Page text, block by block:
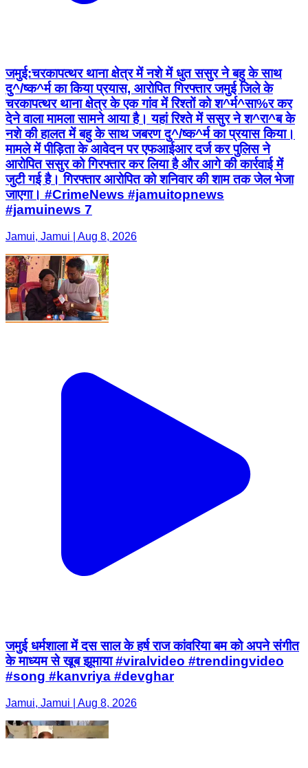
जमुई:चरकापत्थर थाना क्षेत्र में नशे में धुत ससुर ने बहु के साथ
दु^/ष्क^र्म का किया प्रयास, आरोपित गिरफ्तार जमुई जिले के
चरकापत्थर थाना क्षेत्र के एक गांव में रिश्तों को श^र्म^सा%र कर
देने वाला मामला सामने आया है। यहां रिश्ते में ससुर ने श^रा^ब के
नशे की हालत में बहु के साथ जबरण दु^/ष्क^र्म का प्रयास किया।
मामले में पीड़िता के आवेदन पर एफआईआर दर्ज कर पुलिस ने
आरोपित ससुर को गिरफ्तार कर लिया है और आगे की कार्रवाई में
जुटी गई है। गिरफ्तार आरोपित को शनिवार की शाम तक जेल भेजा
जाएगा। #CrimeNews #jamuitopnews
#jamuinews 7
Jamui, Jamui | Aug 8, 2026
जमुई धर्मशाला में दस साल के हर्ष राज कांवरिया बम को अपने संगीत
के माध्यम से खूब झूमाया #viralvideo #trendingvideo
#song #kanvriya #devghar
Jamui, Jamui | Aug 8, 2026